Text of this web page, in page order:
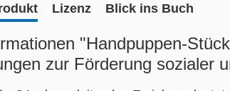
Lizenz Blick ins Buch
"Handpuppen-
zur Förderung sozialer